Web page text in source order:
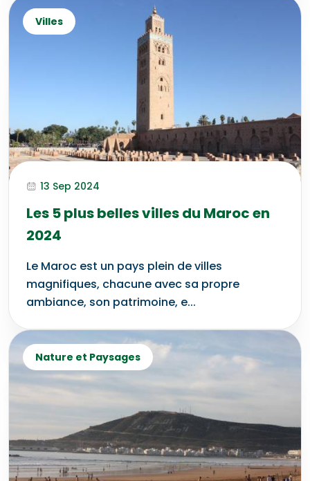
Villes
13 Sep 2024
Les 5 plus belles villes du Maroc en
2024
Le Maroc est un pays plein de villes
magnifiques, chacune avec sa propre
ambiance, son patrimoine, e...
Nature et Paysages